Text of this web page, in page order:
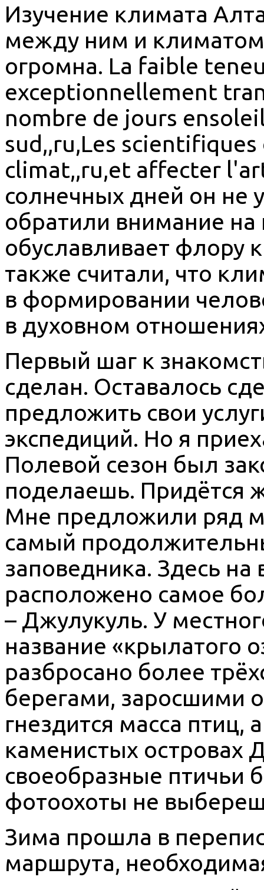
Изучение климата
между ним и климатом
огромна. La faible
exceptionnellement
nombre de jours
sud,,ru,Les
climat,,ru,et affecter
солнечных дней он не
обратили внимание
обуславливает флору
также считали, что
в формировании
в духовном
Первый шаг к
сделан. Оставалось
предложить свои
экспедиций. Но я
Полевой сезон был
поделаешь. Придётся
Мне предложили ряд
самый
заповедника. Здесь
расположено самое
– Джулукуль. У
название «крылатого
разбросано более
берегами, заросшими
гнездится масса птиц,
каменистых островах
своеобразные птичьи
фотоохоты не
Зима прошла в
маршрута,